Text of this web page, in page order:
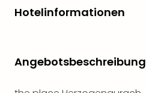
Hotelinformationen
Angebotsbeschreibung